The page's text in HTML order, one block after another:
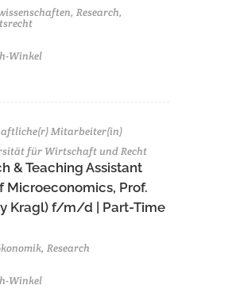
Research,
Winkel
Mitarbeiter(in)
für Wirtschaft und Recht
& Teaching Assistant
Microeconomics, Prof.
Kragl) f/m/d | Part-Time
Research
Winkel